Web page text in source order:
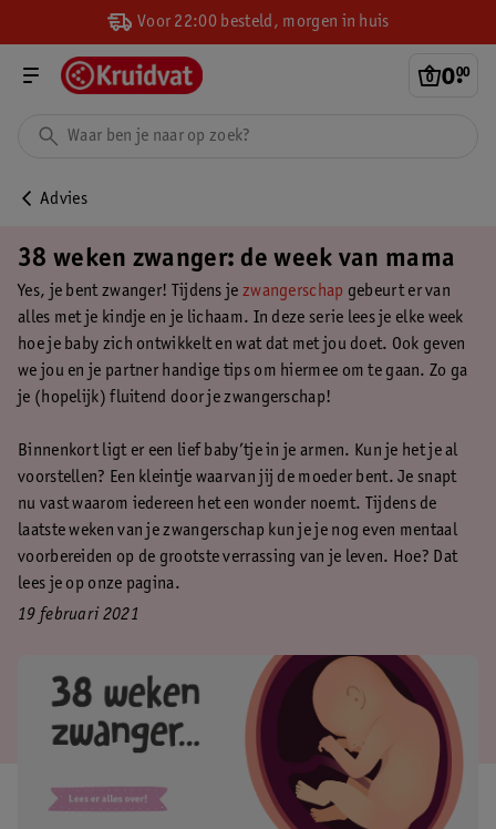
Voor 22:00 besteld, morgen in huis
0.
00
Advies
38 weken zwanger: de week van mama
Yes, je bent zwanger! Tijdens je zwangerschap gebeurt er van
alles met je kindje en je lichaam. In deze serie lees je elke week
hoe je baby zich ontwikkelt en wat dat met jou doet. Ook geven
we jou en je partner handige tips om hiermee om te gaan. Zo ga
je (hopelijk) fluitend door je zwangerschap!
Binnenkort ligt er een lief baby’tje in je armen. Kun je het je al
voorstellen? Een kleintje waarvan jij de moeder bent. Je snapt
nu vast waarom iedereen het een wonder noemt. Tijdens de
laatste weken van je zwangerschap kun je je nog even mentaal
voorbereiden op de grootste verrassing van je leven. Hoe? Dat
lees je op onze pagina.
19 februari 2021